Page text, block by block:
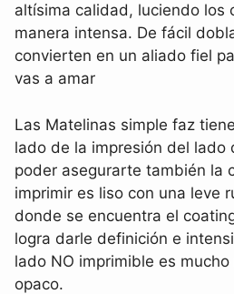
altísima calidad, luciendo los
manera intensa. De fácil
convierten en un aliado fiel
vas a amar
Las Matelinas simple faz
lado de la impresión del lado
poder asegurarte también la
imprimir es liso con una leve
donde se encuentra el
logra darle definición e
lado NO imprimible es
opaco.